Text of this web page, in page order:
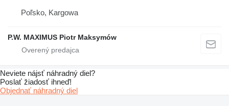
Poľsko, Kargowa
P.W. MAXIMUS Piotr Maksymów
Neviete nájsť náhradný diel?
Poslať žiadosť ihneď!
Objednať náhradný diel